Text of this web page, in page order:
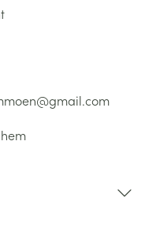
gmail.com